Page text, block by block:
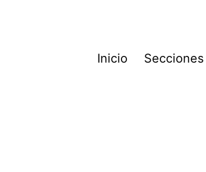
Inicio Secciones